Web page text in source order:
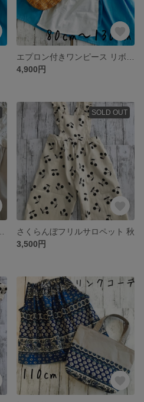
4,900円
SOLD OUT
さくらんぼフリルサロペット 秋
3,500円